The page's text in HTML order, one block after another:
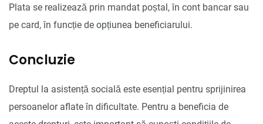
Plata se realizează prin mandat poștal, în cont bancar sau
pe card, în funcție de opțiunea beneficiarului.
Concluzie
Dreptul la asistență socială este esențial pentru sprijinirea
persoanelor aflate în dificultate. Pentru a beneficia de